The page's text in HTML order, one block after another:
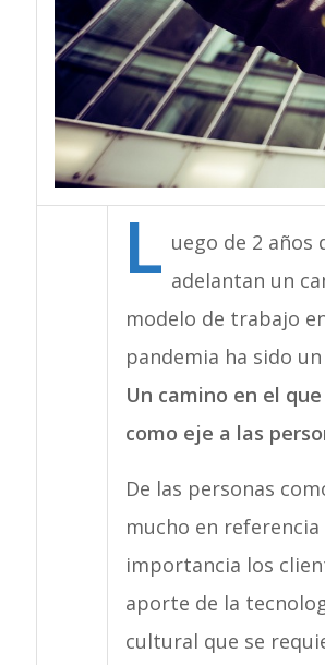
L uego de 2
adelantan un
modelo de trabajo
pandemia ha sido
Un camino en el
como eje a las
De las personas
mucho en
importancia los
aporte de la
cultural que se